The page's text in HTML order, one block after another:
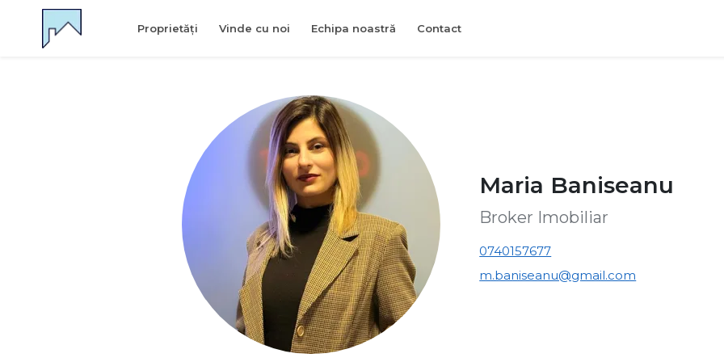
Proprietăți Vinde cu noi Echipa noastră Contact
Maria Baniseanu
Broker Imobiliar
0740157677
m.baniseanu@gmail.com